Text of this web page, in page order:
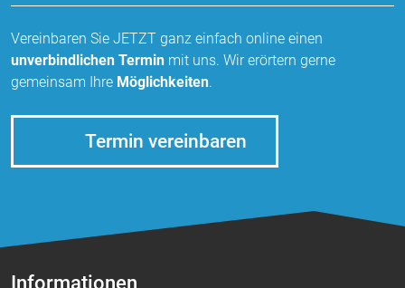
Vereinbaren Sie JETZT ganz einfach online einen
unverbindlichen Termin mit uns. Wir erörtern gerne
gemeinsam Ihre Möglichkeiten.
Termin vereinbaren
Informationen